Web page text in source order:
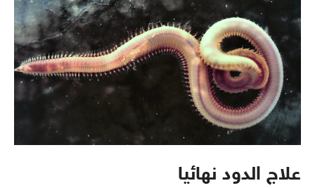
علاج الدود نهائيا